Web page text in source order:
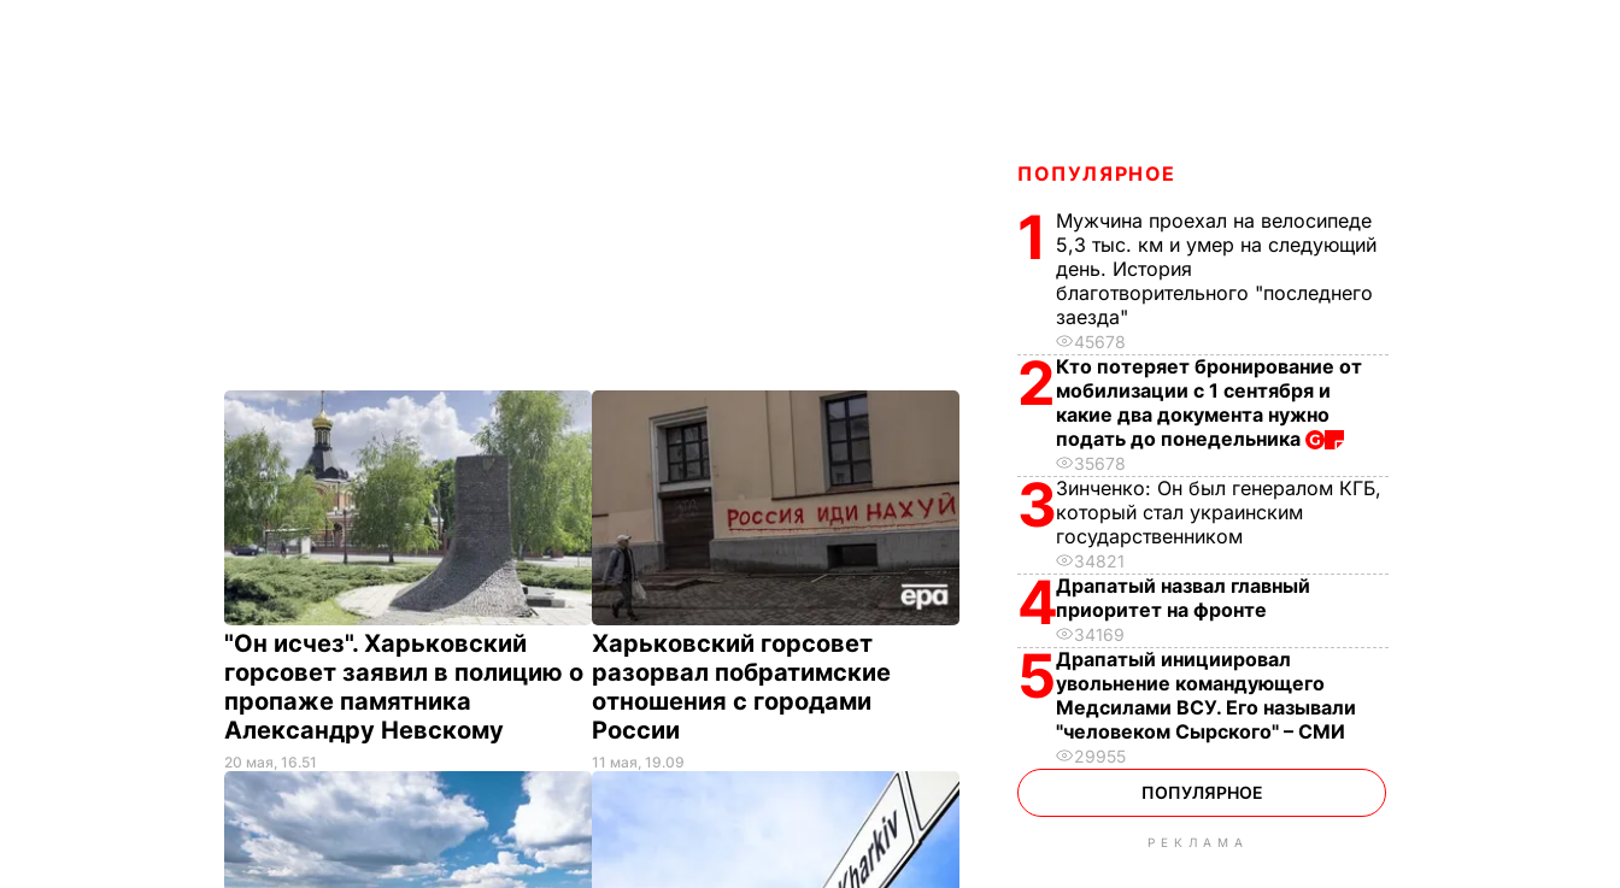
"Он исчез". Харьковский
горсовет заявил в полицию о
пропаже памятника
Александру Невскому
20 мая, 16.51
Харьковский горсовет
разорвал побратимские
отношения с городами
России
11 мая, 19.09
ПОПУЛЯРНОЕ
1
Мужчина проехал на велосипеде
5,3 тыс. км и умер на следующий
день. История
благотворительного "последнего
заезда"
45678
2 Кто потеряет бронирование от
мобилизации с 1 сентября и
какие два документа нужно
подать до понедельника
35678
3Зинченко: Он был генералом КГБ,
который стал украинским
государственником
34821
4Драпатый назвал главный
приоритет на фронте
34169
5Драпатый инициировал
увольнение командующего
Медсилами ВСУ. Его называли
"человеком Сырского" – СМИ
29955
ПОПУЛЯРНОЕ
РЕКЛАМА